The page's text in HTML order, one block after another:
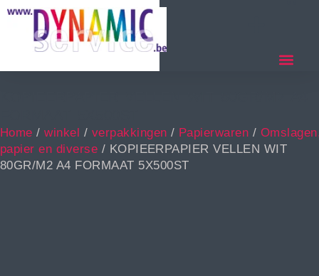
Home /winkel / verpakkingen / Papierwaren /
papier en diverse / KOPIEERPAPIER VELLEN WIT
80GR/M2 A4 FORMAAT 5X500ST